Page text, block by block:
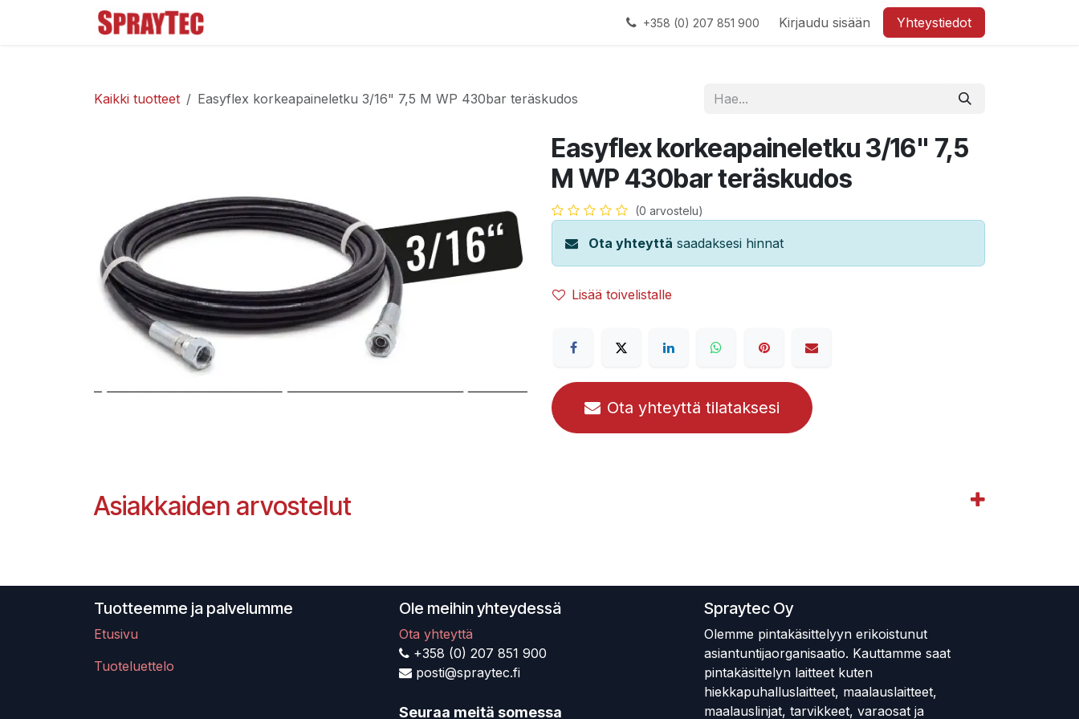
+358 (0) 207 851 900 Kirjaudu sisään Yhteystiedot
Kaikki tuotteet Easyflex korkeapaineletku 3/16" 7,5 M WP 430bar teräskudos
Easyflex korkeapaineletku 3/16" 7,5
M WP 430bar teräskudos
(0 arvostelu)
Ota yhteyttä saadaksesi hinnat
Lisää toivelistalle
Ota yhteyttä tilataksesi
Asiakkaiden arvostelut
Tuotteemme ja palvelumme
Etusivu
Tuoteluettelo
Ole meihin yhteydessä
Ota yhteyttä
+358 (0) 207 851 900
posti@spraytec.fi
Seuraa meitä somessa
Spraytec Oy
Olemme pintakäsittelyyn erikoistunut
asiantuntijaorganisaatio. Kauttamme saat
pintakäsittelyn laitteet kuten
hiekkapuhalluslaitteet, maalauslaitteet,
maalauslinjat, tarvikkeet, varaosat ja